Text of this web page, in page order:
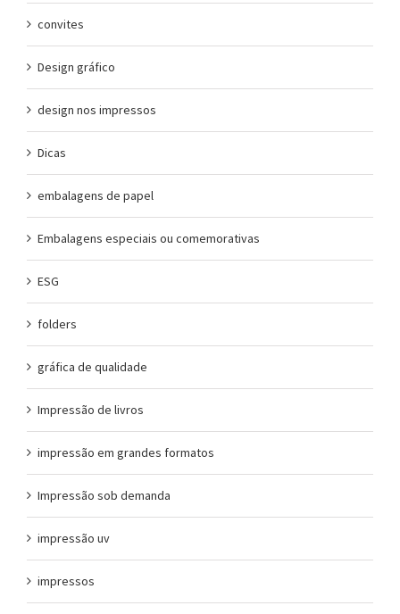
convites
Design gráfico
design nos impressos
Dicas
embalagens de papel
Embalagens especiais ou comemorativas
ESG
folders
gráfica de qualidade
Impressão de livros
impressão em grandes formatos
Impressão sob demanda
impressão uv
impressos